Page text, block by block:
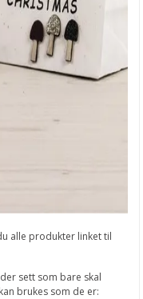
alle produkter linket til
sett som bare skal
brukes som de er: